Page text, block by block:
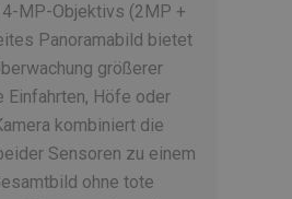
4-MP-Objektivs (2MP +
Panoramabild bietet
größerer
Einfahrten, Höfe oder
kombiniert die
Sensoren zu einem
ohne tote